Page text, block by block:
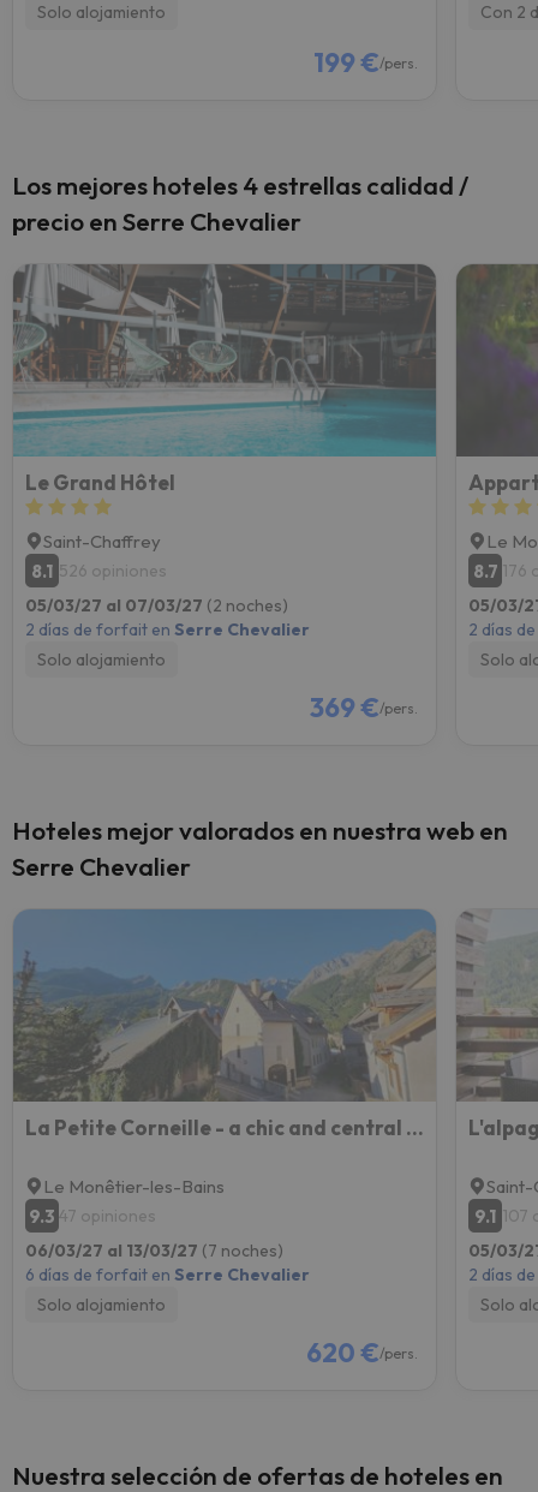
Solo alojamiento
199 €/pers.
Con 2
Los mejores hoteles 4 estrellas calidad /
precio en Serre Chevalier
Le Grand Hôtel
Saint-Chaffrey
8.1 526 opiniones
05/03/27 al 07/03/27 (2 noches)
2 días de forfait en Serre Chevalier
Solo alojamiento
369 €/pers.
Le
8.7 176
05/03/
2 días
Solo
Hoteles mejor valorados en nuestra web en
Serre Chevalier
La Petite Corneille - a chic and central studio.
Le Monêtier-les-Bains
9.3 47 opiniones
06/03/27 al 13/03/27 (7 noches)
6 días de forfait en Serre Chevalier
Solo alojamiento
620 €/pers.
9.1 107
05/03/
2 días
Solo
Nuestra selección de ofertas de hoteles en